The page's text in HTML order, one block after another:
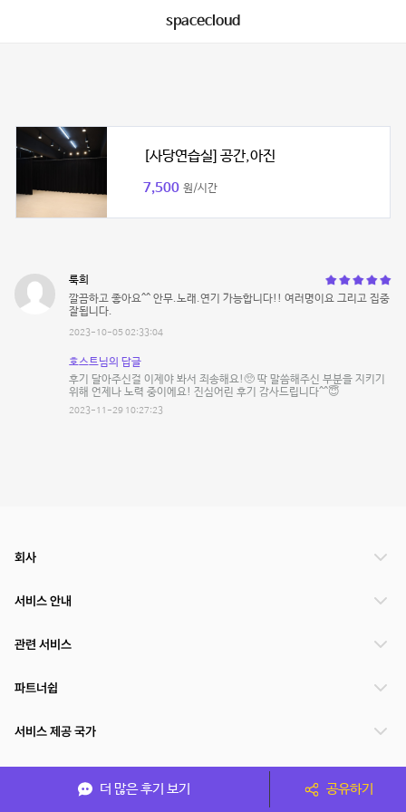
spacecloud
[사당연습실] 공간,아진
7,500 원/시간
룩희
깔끔하고 좋아요^^ 안무.노래.연기 가능합니다!! 여러명이요 그리고 집중
잘됩니다.
2023-10-05 02:33:04
호스트님의 답글
후기 달아주신걸 이제야 봐서 죄송해요!🥺 딱 말씀해주신 부분을 지키기
위해 언제나 노력 중이에요! 진심어린 후기 감사드립니다^^😇
2023-11-29 10:27:23
더 많은 후기 보기 공유하기
회사
서비스 안내
관련 서비스
파트너쉽
서비스 제공 국가
(주)NSPACE 사업자정보